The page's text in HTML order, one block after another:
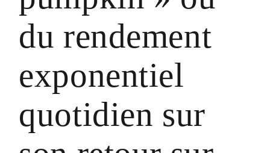
du rendement
exponentiel
quotidien sur